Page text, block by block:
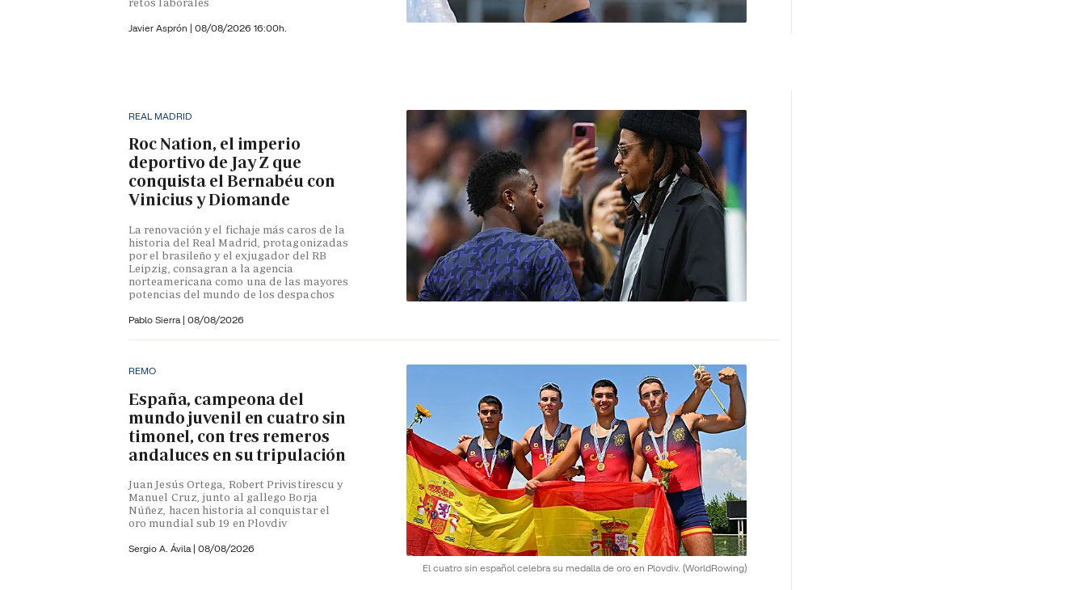
Javier Asprón | 08/08/2026 16:00h.
REAL MADRID
Roc Nation, el imperio
deportivo de Jay Z que
conquista el Bernabéu con
Vinicius y Diomande
La renovación y el fichaje más caros de la
historia del Real Madrid, protagonizadas
por el brasileño y el exjugador del RB
Leipzig, consagran a la agencia
norteamericana como una de las mayores
potencias del mundo de los despachos
Pablo Sierra | 08/08/2026
El cuatro sin español celebra su medalla de oro en Plovdiv. (WorldRowing)
REMO
España, campeona del
mundo juvenil en cuatro sin
timonel, con tres remeros
andaluces en su tripulación
Juan Jesús Ortega, Robert Privistirescu y
Manuel Cruz, junto al gallego Borja
Núñez, hacen historia al conquistar el
oro mundial sub 19 en Plovdiv
Sergio A. Ávila | 08/08/2026